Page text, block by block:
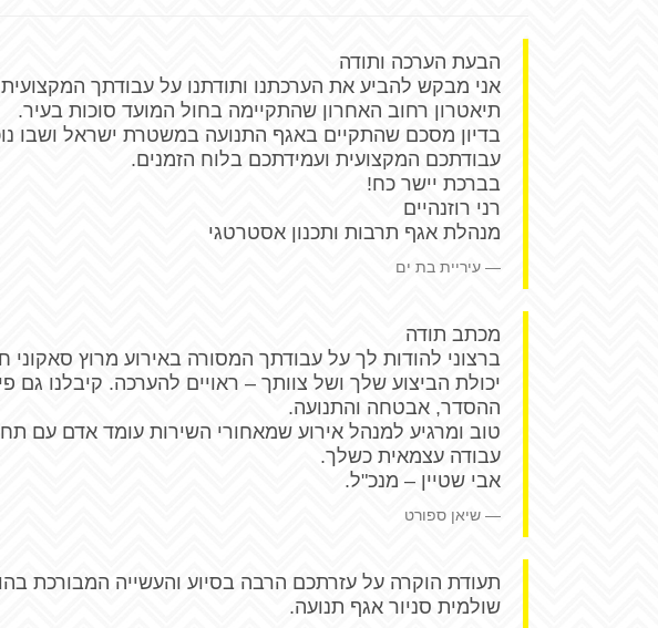
הבעת הערכה ותודה
אני מבקש להביע את הערכתנו ותודתנו על עבודתך
תיאטרון רחוב האחרון שהתקיימה בחול המועד סוכות בעיר.
בדיון מסכם שהתקיים באגף התנועה במשטרת ישראל ושבו
עבודתכם המקצועית ועמידתכם בלוח הזמנים.
בברכת יישר כח!
רני רוזנהיים
מנהלת אגף תרבות ותכנון אסטרטגי
עיריית בת ים
מכתב תודה
ברצוני להודות לך על עבודתך המסורה באירוע מרוץ סאקוני
יכולת הביצוע שלך ושל צוותך – ראויים להערכה. קיבלנו גם
ההסדר, אבטחה והתנועה.
טוב ומרגיע למנהל אירוע שמאחורי השירות עומד אדם עם
עבודה עצמאית כשלך.
אבי שטיין – מנכ"ל.
שיאן ספורט
תעודת הוקרה על עזרתכם הרבה בסיוע והעשייה המבורכת
שולמית סניור אגף תנועה.